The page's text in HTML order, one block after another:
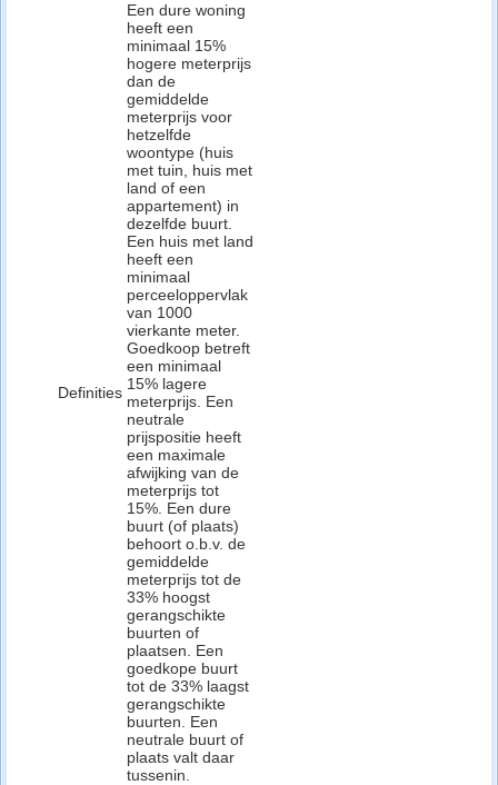
Definities
Een dure woning
heeft een
minimaal 15%
hogere meterprijs
dan de
gemiddelde
meterprijs voor
hetzelfde
woontype (huis
met tuin, huis met
land of een
appartement) in
dezelfde buurt.
Een huis met land
heeft een
minimaal
perceeloppervlak
van 1000
vierkante meter.
Goedkoop betreft
een minimaal
15% lagere
meterprijs. Een
neutrale
prijspositie heeft
een maximale
afwijking van de
meterprijs tot
15%. Een dure
buurt (of plaats)
behoort o.b.v. de
gemiddelde
meterprijs tot de
33% hoogst
gerangschikte
buurten of
plaatsen. Een
goedkope buurt
tot de 33% laagst
gerangschikte
buurten. Een
neutrale buurt of
plaats valt daar
tussenin.